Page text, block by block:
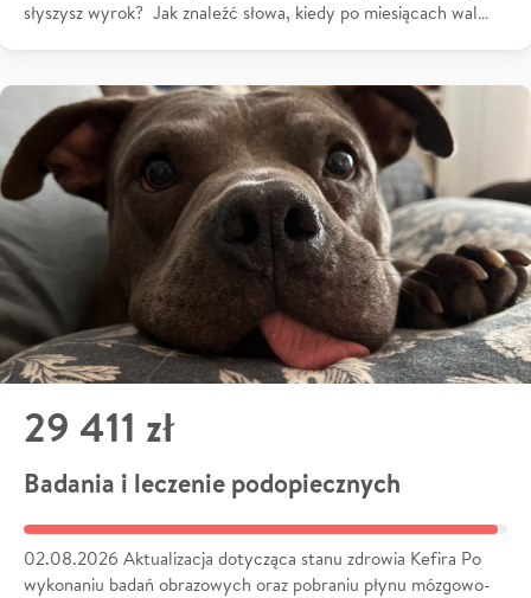
słyszysz wyrok? Jak znaleźć słowa, kiedy po miesiącach wal…
29 411 zł
Badania i leczenie podopiecznych
02.08.2026 Aktualizacja dotycząca stanu zdrowia Kefira Po
wykonaniu badań obrazowych oraz pobraniu płynu mózgowo-